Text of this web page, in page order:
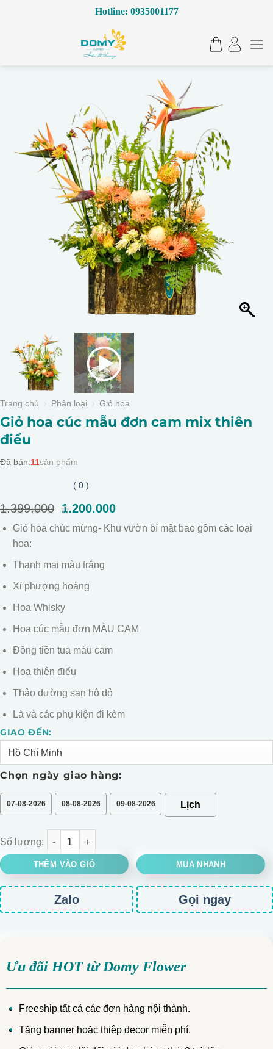
Hotline: 0935001177
Trang chủ Phân loại Giỏ hoa
Giỏ hoa cúc mẫu đơn cam mix thiên
điểu
Đã bán:11sản phẩm
out
of
( 0 )
1.399.000 Giá
gốc
là:
1.200.000
hiện
tại
Giỏ hoa chúc mừng- Khu vườn bí mật bao gồm các loại
hoa:
Thanh mai màu trắng
Xỉ phượng hoàng
Hoa Whisky
Hoa cúc mẫu đơn MÀU CAM
Đồng tiền tua màu cam
Hoa thiên điểu
Thảo đường san hô đỏ
Là và các phụ kiện đi kèm
GIAO ĐẾN:
Chọn ngày giao hàng:
07-08-2026 08-08-2026 09-08-2026
Giỏ hoa cúc mẫu đơn cam mix thiên điểu số lượng
THÊM VÀO GIỎ MUA NHANH
Alternative:
Zalo Gọi ngay
Ưu đãi HOT từ Domy Flower
Freeship tất cả các đơn hàng nội thành.
Tặng banner hoặc thiệp decor miễn phí.